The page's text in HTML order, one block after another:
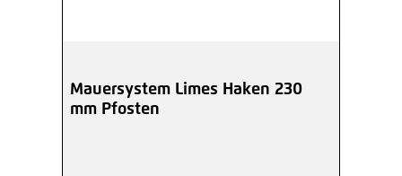
Mauersystem Limes Haken 230
mm Pfosten